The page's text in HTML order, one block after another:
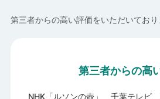
第三者からの高い評価をいただいており
第三者からの高
NHK「ルソンの壺」、千葉テレビ